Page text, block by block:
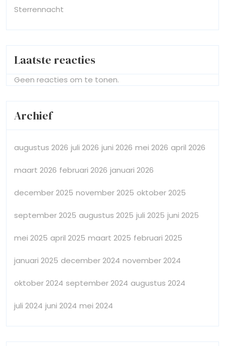
Sterrennacht
Laatste reacties
Geen reacties om te tonen.
Archief
augustus 2026 juli 2026 juni 2026 mei 2026 april 2026
maart 2026 februari 2026 januari 2026
december 2025 november 2025 oktober 2025
september 2025 augustus 2025 juli 2025 juni 2025
mei 2025 april 2025 maart 2025 februari 2025
januari 2025 december 2024 november 2024
oktober 2024 september 2024 augustus 2024
juli 2024 juni 2024 mei 2024